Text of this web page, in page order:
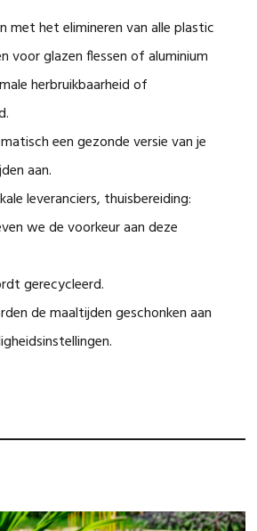
met het elimineren van alle plastic
voor glazen flessen of aluminium
herbruikbaarheid of
een gezonde versie van je
aan.
leveranciers, thuisbereiding:
we de voorkeur aan deze
gerecycleerd.
de maaltijden geschonken aan